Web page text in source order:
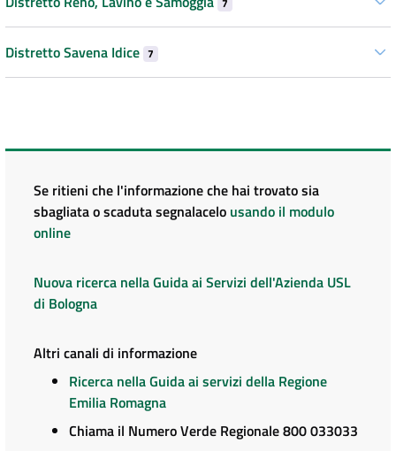
Distretto Savena Idice 7
Se ritieni che l'informazione che hai trovato sia
sbagliata o scaduta segnalacelo usando il modulo
online
Nuova ricerca nella Guida ai Servizi dell'Azienda USL
di Bologna
Altri canali di informazione
Ricerca nella Guida ai servizi della Regione
Emilia Romagna
Chiama il Numero Verde Regionale 800 033033